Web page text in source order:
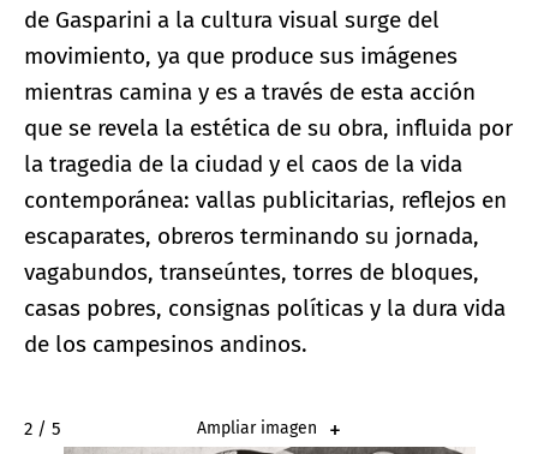
de Gasparini a la cultura visual surge del
movimiento, ya que produce sus imágenes
mientras camina y es a través de esta acción
que se revela la estética de su obra, influida por
la tragedia de la ciudad y el caos de la vida
contemporánea: vallas publicitarias, reflejos en
escaparates, obreros terminando su jornada,
vagabundos, transeúntes, torres de bloques,
casas pobres, consignas políticas y la dura vida
de los campesinos andinos.
2 / 5 Ampliar imagen